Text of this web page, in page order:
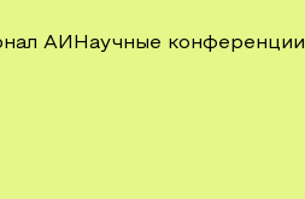
АИ Научные конференции